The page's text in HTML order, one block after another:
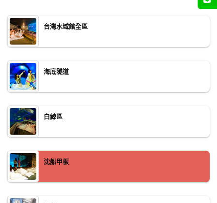
台灣水域館全區
海底隧道
白鯨區
沈船甲板